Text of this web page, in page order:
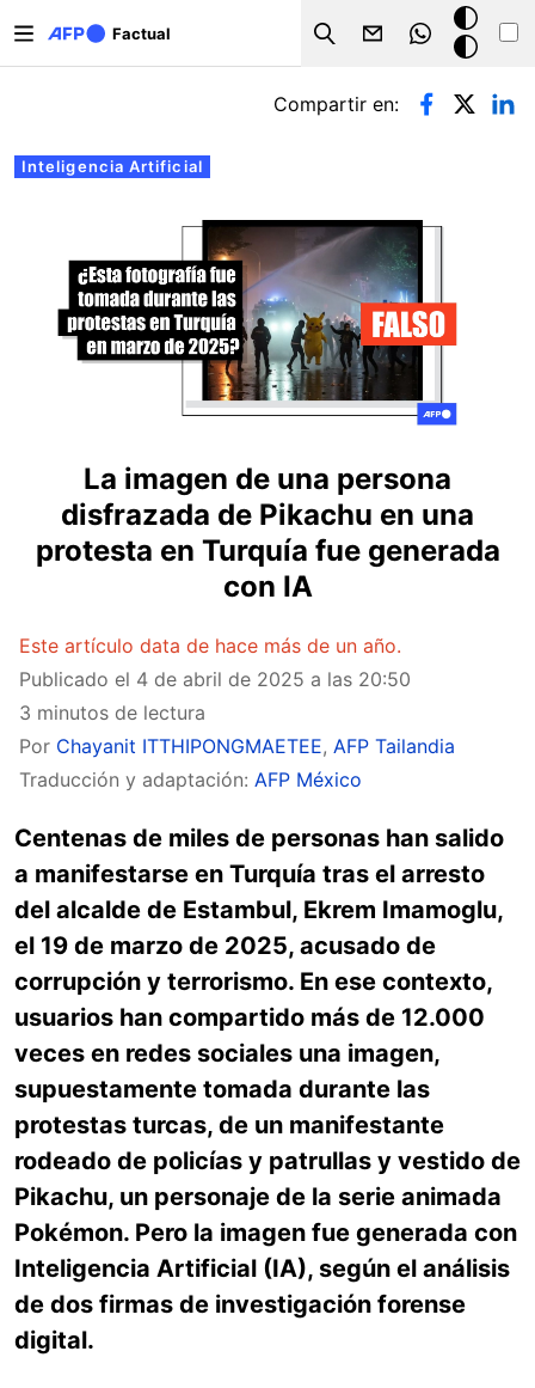
Factual
Search
Modo
oscuro
Solapas principales
Inteligencia Artificial
Compartir en:
La imagen de una persona
disfrazada de Pikachu en una
protesta en Turquía fue generada
con IA
Este artículo data de hace más de un año.
Publicado el 4 de abril de 2025 a las 20:50
3 minutos de lectura
Por Chayanit ITTHIPONGMAETEE, AFP Tailandia
Traducción y adaptación: AFP México
Centenas de miles de personas han salido
a manifestarse en Turquía tras el arresto
del alcalde de Estambul, Ekrem Imamoglu,
el 19 de marzo de 2025, acusado de
corrupción y terrorismo. En ese contexto,
usuarios han compartido más de 12.000
veces en redes sociales una imagen,
supuestamente tomada durante las
protestas turcas, de un manifestante
rodeado de policías y patrullas y vestido de
Pikachu, un personaje de la serie animada
Pokémon. Pero la imagen fue generada con
Inteligencia Artificial (IA), según el análisis
de dos firmas de investigación forense
digital.